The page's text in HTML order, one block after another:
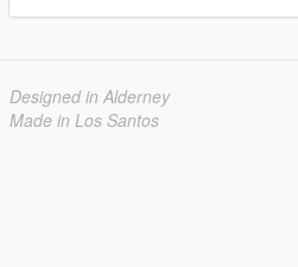
Designed in Alderney
Made in Los Santos